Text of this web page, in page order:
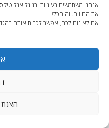
אנחנו משתמשים בעוגיות ובגוגל
את החוויה. זה הכל!
אם לא נוח לכם, אפשר לכבות אותם
: AccessPress Lite